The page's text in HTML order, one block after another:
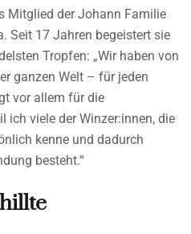
Mitglied der Johann Familie
Seit 17 Jahren begeistert sie
Tropfen: „Wir haben von
ganzen Welt – für jeden
vor allem für die
ich viele der Winzer:innen, die
kenne und dadurch
besteht.“